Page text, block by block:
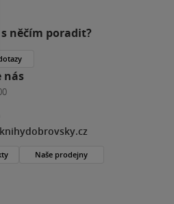
s něčím poradit?
nás
Naše prodejny